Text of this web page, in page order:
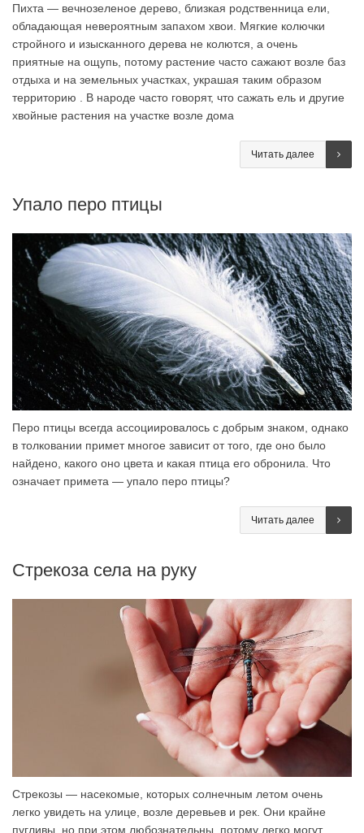
Пихта — вечнозеленое дерево, близкая родственница ели,
обладающая невероятным запахом хвои. Мягкие колючки
стройного и изысканного дерева не колются, а очень
приятные на ощупь, потому растение часто сажают возле баз
отдыха и на земельных участках, украшая таким образом
территорию . В народе часто говорят, что сажать ель и другие
хвойные растения на участке возле дома
Читать далее
Упало перо птицы
Перо птицы всегда ассоциировалось с добрым знаком, однако
в толковании примет многое зависит от того, где оно было
найдено, какого оно цвета и какая птица его обронила. Что
означает примета — упало перо птицы?
Читать далее
Стрекоза села на руку
Стрекозы — насекомые, которых солнечным летом очень
легко увидеть на улице, возле деревьев и рек. Они крайне
пугливы, но при этом любознательны, потому легко могут